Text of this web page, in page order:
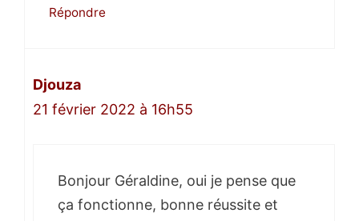
Répondre
Djouza
21 février 2022 à 16h55
Bonjour Géraldine, oui je pense que
ça fonctionne, bonne réussite et